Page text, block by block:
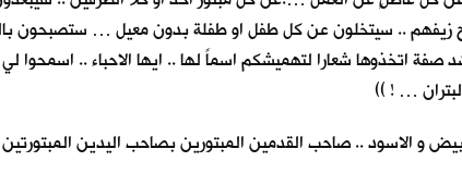
.. سيتخلون عن كل طفل او طفلة بدون معيل … ستصبحون
صفة اتخذوها شعارا لتهميشكم اسماً لها .. ايها الاحباء ..
… ! ))
و الاسود .. صاحب القدمين المبتورين بصاحب اليدين